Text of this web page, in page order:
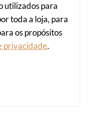
utilizados para
toda a loja, para
os propósitos
privacidade.